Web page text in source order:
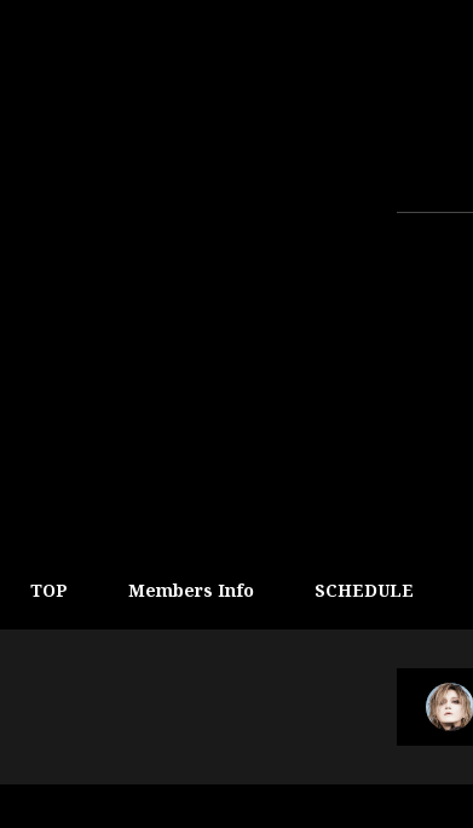
TOP Members Info SCHEDULE